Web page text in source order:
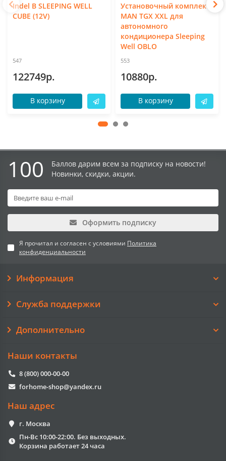
Indel B SLEEPING WELL
CUBE (12V)
547
122749р.
В корзину
Установочный комплект
MAN TGX XXL для
автономного
кондиционера Sleeping
Well OBLO
553
10880р.
В корзину
100
Баллов дарим всем за подписку на новости!
Новинки, скидки, акции.
Оформить подписку
Я прочитал и согласен с условиями Политика
конфиденциальности
Информация
Служба поддержки
Дополнительно
Наши контакты
8 (800) 000-00-00
forhome-shop@yandex.ru
Наш адрес
г. Москва
Пн-Вс 10:00-22:00. Без выходных.
Корзина работает 24 часа